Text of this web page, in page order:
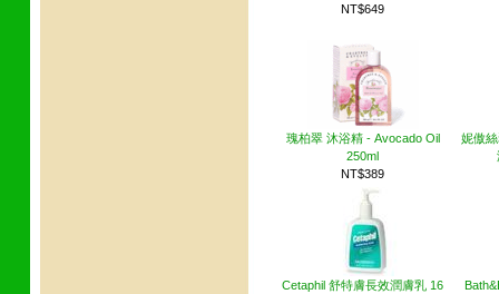
NT$649
瑰柏翠 沐浴精 - Avocado Oil
250ml
NT$389
妮傲
Cetaphil 舒特膚長效潤膚乳 16